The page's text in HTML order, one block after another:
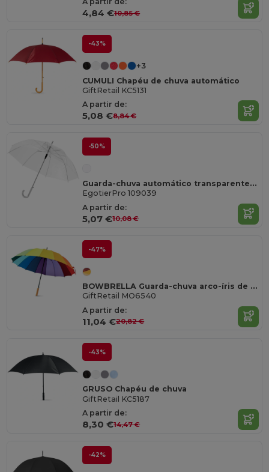
4,84 €10,85 €
-43%
+3
CUMULI Chapéu de chuva automático
GiftRetail KC5131
A partir de:
5,08 €8,84 €
-50%
Guarda-chuva automático transparente de 23" "Kate"
EgotierPro 109039
A partir de:
5,07 €10,08 €
-47%
BOWBRELLA Guarda-chuva arco-íris de 27"
GiftRetail MO6540
A partir de:
11,04 €20,82 €
-43%
GRUSO Chapéu de chuva
GiftRetail KC5187
A partir de:
8,30 €14,47 €
-42%